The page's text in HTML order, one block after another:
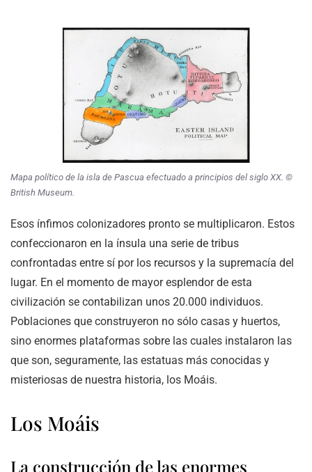
Mapa político de la isla de Pascua efectuado a principios del siglo XX. ©
British Museum.
Esos ínfimos colonizadores pronto se multiplicaron. Estos
confeccionaron en la ínsula una serie de tribus
confrontadas entre sí por los recursos y la supremacía del
lugar. En el momento de mayor esplendor de esta
civilización se contabilizan unos 20.000 individuos.
Poblaciones que construyeron no sólo casas y huertos,
sino enormes plataformas sobre las cuales instalaron las
que son, seguramente, las estatuas más conocidas y
misteriosas de nuestra historia, los Moáis.
Los Moáis
La construcción de las enormes